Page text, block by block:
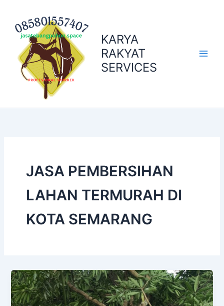
content
KARYA
RAKYAT
SERVICES
JASA PEMBERSIHAN
LAHAN TERMURAH DI
KOTA SEMARANG